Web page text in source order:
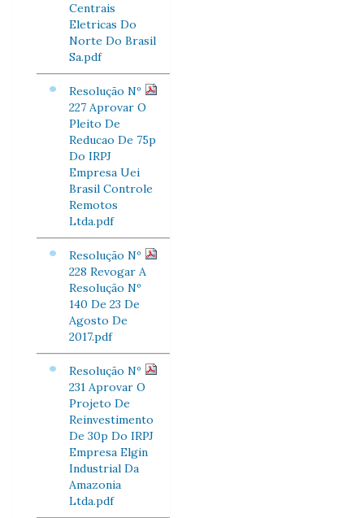
Centrais
Eletricas Do
Norte Do Brasil
Sa.pdf
Resolução Nº
227 Aprovar O
Pleito De
Reducao De 75p
Do IRPJ
Empresa Uei
Brasil Controle
Remotos
Ltda.pdf
Resolução Nº
228 Revogar A
Resolução Nº
140 De 23 De
Agosto De
2017.pdf
Resolução Nº
231 Aprovar O
Projeto De
Reinvestimento
De 30p Do IRPJ
Empresa Elgin
Industrial Da
Amazonia
Ltda.pdf